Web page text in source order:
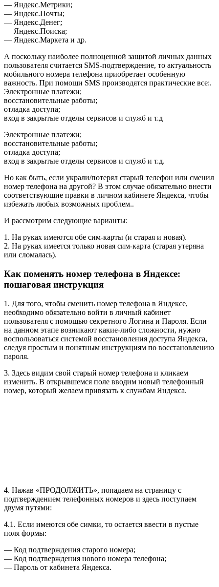
— Яндекс.Метрики;
— Яндекс.Почты;
— Яндекс.Денег;
— Яндекс.Поиска;
— Яндекс.Маркета и др.
А поскольку наиболее полноценной защитой личных данных
пользователя считается SMS-подтверждение, то актуальность
мобильного номера телефона приобретает особенную
важность. При помощи SMS производятся практические все:.
Электронные платежи;
восстановительные работы;
отладка доступа;
вход в закрытые отделы сервисов и служб и т.д
Электронные платежи;
восстановительные работы;
отладка доступа;
вход в закрытые отделы сервисов и служб и т.д.
Но как быть, если украли/потерял старый телефон или сменил
номер телефона на другой? В этом случае обязательно внести
соответствующие правки в личном кабинете Яндекса, чтобы
избежать любых возможных проблем..
И рассмотрим следующие варианты:
1. На руках имеются обе сим-карты (и старая и новая).
2. На руках имеется только новая сим-карта (старая утеряна
или сломалась).
Как поменять номер телефона в Яндексе:
пошаговая инструкция
1. Для того, чтобы сменить номер телефона в Яндексе,
необходимо обязательно войти в личный кабинет
пользователя с помощью секретного Логина и Пароля. Если
на данном этапе возникают какие-либо сложности, нужно
воспользоваться системой восстановления доступа Яндекса,
следуя простым и понятным инструкциям по восстановлению
пароля.
3. Здесь видим свой старый номер телефона и кликаем
изменить. В открывшемся поле вводим новый телефонный
номер, который желаем привязать к службам Яндекса.
4. Нажав «ПРОДОЛЖИТЬ», попадаем на страницу с
подтверждением телефонных номеров и здесь поступаем
двумя путями:
4.1. Если имеются обе симки, то остается ввести в пустые
поля формы:
— Код подтверждения старого номера;
— Код подтверждения нового номера телефона;
— Пароль от кабинета Яндекса.